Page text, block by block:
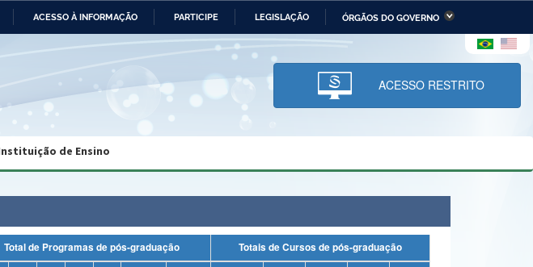
ACESSO À INFORMAÇÃO PARTICIPE LEGISLAÇÃO ÓRGÃOS DO GOVERNO
das Relações Ministério da Economia Ministério da Infraestrutura
Ministério da Ciência,
Tecnologia, Inovações e
Comunicações
e dos Direitos Humanos
Central do Brasil Planalto
ACESSO RESTRITO
de Ensino
Total de Programas de pós-graduação
Totais de Cursos de pós-graduação